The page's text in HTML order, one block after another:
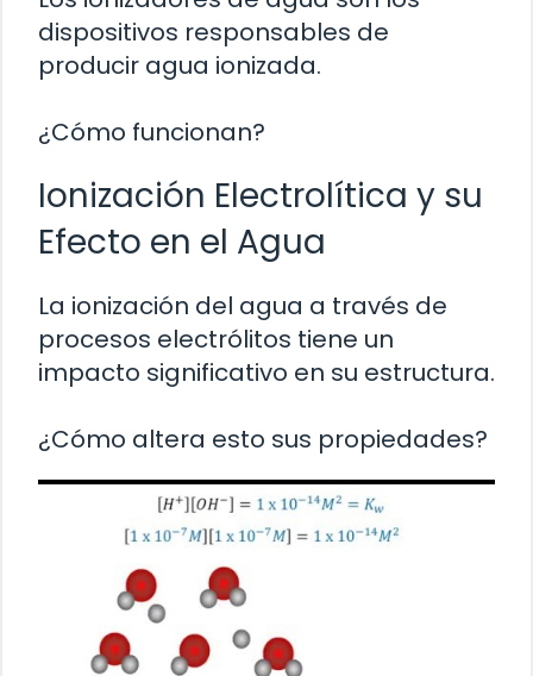
dispositivos responsables de
producir agua ionizada.
¿Cómo funcionan?
Ionización Electrolítica y su
Efecto en el Agua
La ionización del agua a través de
procesos electrólitos tiene un
impacto significativo en su estructura.
¿Cómo altera esto sus propiedades?